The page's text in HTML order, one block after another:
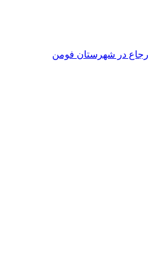
ارجاع در شهرستان فومن